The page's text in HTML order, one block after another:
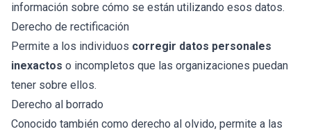
información sobre cómo se están utilizando esos datos.
Derecho de rectificación
Permite a los individuos corregir datos personales
inexactos o incompletos que las organizaciones puedan
tener sobre ellos.
Derecho al borrado
Conocido también como derecho al olvido, permite a las